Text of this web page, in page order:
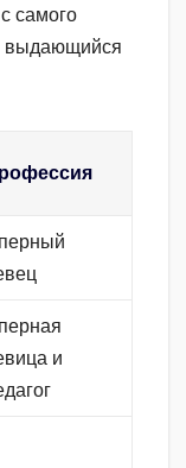
самого
выдающийся
и